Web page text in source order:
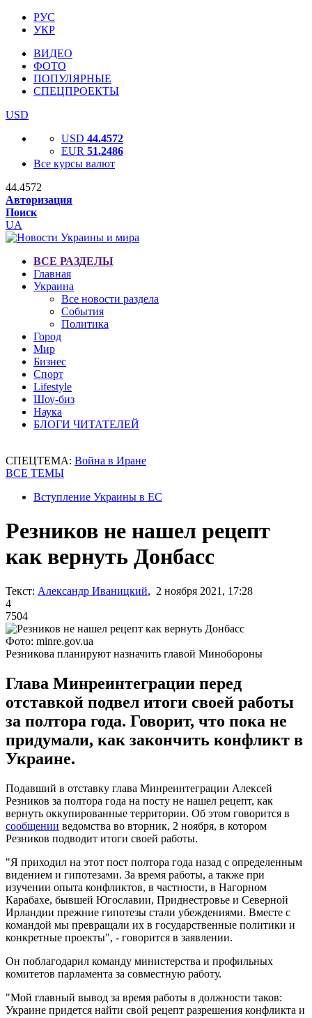
РУС
УКР
ВИДЕО
ФОТО
ПОПУЛЯРНЫЕ
СПЕЦПРОЕКТЫ
USD
USD 44.4572
EUR 51.2486
Все курсы валют
44.4572
Авторизация
Поиск
UA
ВСЕ РАЗДЕЛЫ
Главная
Украина
Все новости раздела
События
Политика
Город
Мир
Бизнес
Спорт
Lifestyle
Шоу-биз
Наука
БЛОГИ ЧИТАТЕЛЕЙ
СПЕЦТЕМА: Война в Иране
ВСЕ ТЕМЫ
Вступление Украины в ЕС
Резников не нашел рецепт
как вернуть Донбасс
Текст: Александр Иваницкий, 2 ноября 2021, 17:28
4
7504
Фото: minre.gov.ua
Резникова планируют назначить главой Минобороны
Глава Минреинтеграции перед
отставкой подвел итоги своей работы
за полтора года. Говорит, что пока не
придумали, как закончить конфликт в
Украине.
Подавший в отставку глава Минреинтеграции Алексей
Резников за полтора года на посту не нашел рецепт, как
вернуть оккупированные территории. Об этом говорится в
сообщении ведомства во вторник, 2 ноября, в котором
Резников подводит итоги своей работы.
"Я приходил на этот пост полтора года назад с определенным
видением и гипотезами. За время работы, а также при
изучении опыта конфликтов, в частности, в Нагорном
Карабахе, бывшей Югославии, Приднестровье и Северной
Ирландии прежние гипотезы стали убеждениями. Вместе с
командой мы превращали их в государственные политики и
конкретные проекты", - говорится в заявлении.
Он поблагодарил команду министерства и профильных
комитетов парламента за совместную работу.
"Мой главный вывод за время работы в должности таков:
Украине придется найти свой рецепт разрешения конфликта и